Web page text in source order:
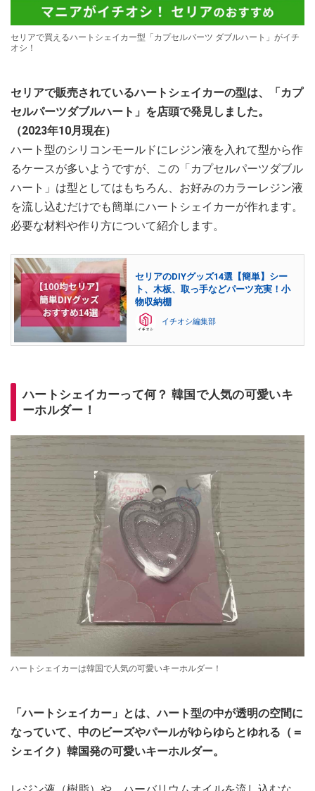
セリアで買えるハートシェイカー型「カプセルパーツ ダブルハート」がイチ
オシ！
セリアで販売されているハートシェイカーの型は、「カプ
セルパーツダブルハート」を店頭で発見しました。
（2023年10月現在）
ハート型のシリコンモールドにレジン液を入れて型から作
るケースが多いようですが、この「カプセルパーツダブル
ハート」は型としてはもちろん、お好みのカラーレジン液
を流し込むだけでも簡単にハートシェイカーが作れます。
必要な材料や作り方について紹介します。
セリアのDIYグッズ14選【簡単】シー
ト、木板、取っ手などパーツ充実！小
物収納棚
イチオシ編集部
ハートシェイカーって何？ 韓国で人気の可愛いキ
ーホルダー！
ハートシェイカーは韓国で人気の可愛いキーホルダー！
「ハートシェイカー」とは、ハート型の中が透明の空間に
なっていて、中のビーズやパールがゆらゆらとゆれる（＝
シェイク）韓国発の可愛いキーホルダー。